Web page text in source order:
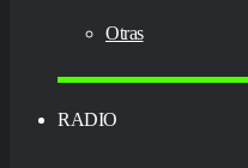
Otras
RADIO